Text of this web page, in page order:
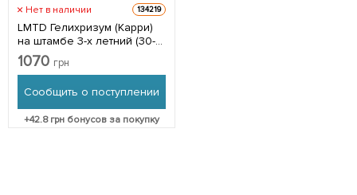
Нет в наличии 134219
LMTD Гелихризум (Карри)
на штамбе 3-х летний (30-
40см) из Нидерландов 1
саженец в упаковке
1070 грн
Сообщить о поступлении
+42.8грн бонусов за покупку